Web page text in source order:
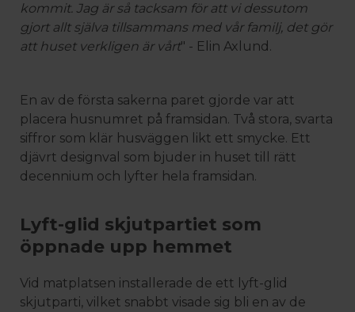
kommit. Jag är så tacksam för att vi dessutom
gjort allt själva tillsammans med vår familj, det gör
att huset verkligen är vårt" - Elin Axlund.
En av de första sakerna paret gjorde var att
placera husnumret på framsidan. Två stora, svarta
siffror som klär husväggen likt ett smycke. Ett
djävrt designval som bjuder in huset till rätt
decennium och lyfter hela framsidan.
Lyft-glid skjutpartiet som
öppnade upp hemmet
Vid matplatsen installerade de ett lyft-glid
skjutparti, vilket snabbt visade sig bli en av de